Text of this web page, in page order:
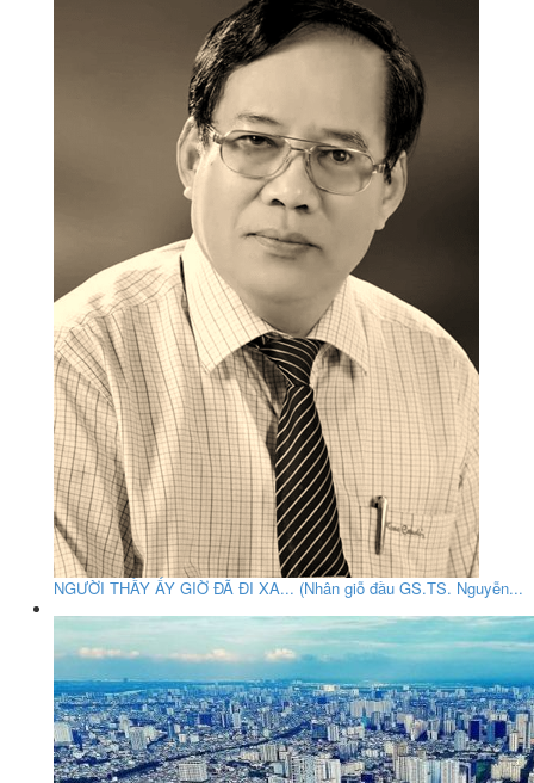
NGƯỜI THẦY ẤY GIỜ ĐÃ ĐI XA... (Nhân giỗ đầu GS.TS. Nguyễn...